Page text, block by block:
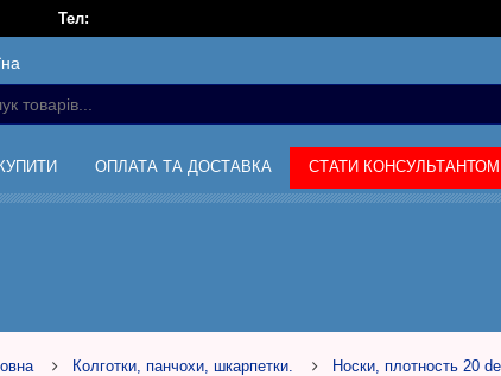
Тел:
ОПЛАТА ТА ДОСТАВКА СТАТИ КОНСУЛЬТАНТОМ
Колготки, панчохи, шкарпетки. Носки, плотность 20